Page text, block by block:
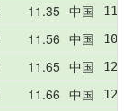
11.35 中国
11.56 中国
11.65 中国
11.66 中国